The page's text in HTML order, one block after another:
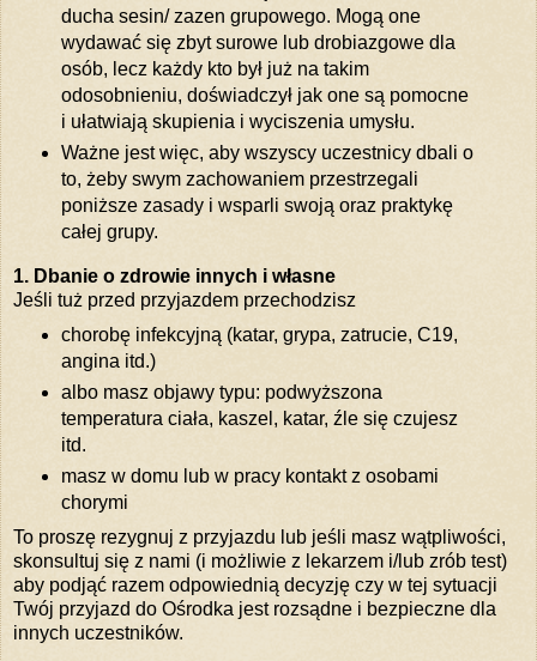
ducha sesin/ zazen grupowego. Mogą one
wydawać się zbyt surowe lub drobiazgowe dla
osób, lecz każdy kto był już na takim
odosobnieniu, doświadczył jak one są pomocne
i ułatwiają skupienia i wyciszenia umysłu.
Ważne jest więc, aby wszyscy uczestnicy dbali o
to, żeby swym zachowaniem przestrzegali
poniższe zasady i wsparli swoją oraz praktykę
całej grupy.
1. Dbanie o zdrowie innych i własne
Jeśli tuż przed przyjazdem przechodzisz
chorobę infekcyjną (katar, grypa, zatrucie, C19,
angina itd.)
albo masz objawy typu: podwyższona
temperatura ciała, kaszel, katar, źle się czujesz
itd.
masz w domu lub w pracy kontakt z osobami
chorymi
To proszę rezygnuj z przyjazdu lub jeśli masz wątpliwości,
skonsultuj się z nami (i możliwie z lekarzem i/lub zrób test)
aby podjąć razem odpowiednią decyzję czy w tej sytuacji
Twój przyjazd do Ośrodka jest rozsądne i bezpieczne dla
innych uczestników.